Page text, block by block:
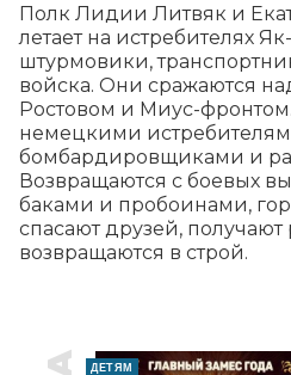
Полк Лидии Литвяк и
летает на истребителях
штурмовики,
войска. Они сражаются
Ростовом и Миус-фронтом.
немецкими
бомбардировщиками и
Возвращаются с боевых
баками и пробоинами,
спасают друзей,
возвращаются в строй.
ДЕТЯМ